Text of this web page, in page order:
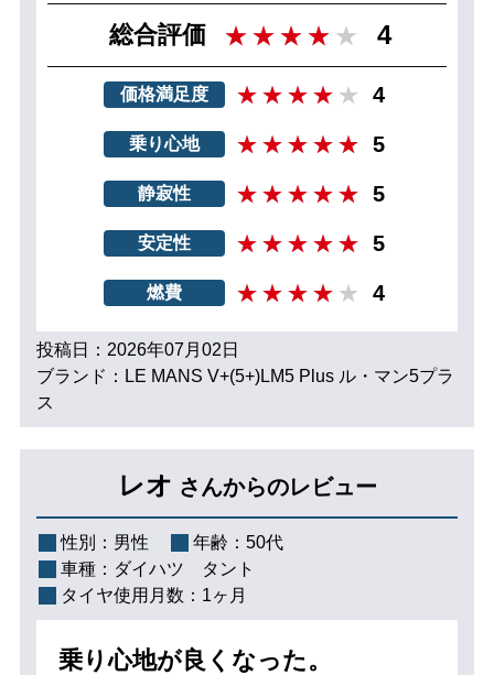
総合評価 4
価格満足度 4
乗り心地 5
静寂性 5
安定性 5
燃費 4
投稿日：2026年07月02日
ブランド：LE MANS V+(5+)LM5 Plus ル・マン5プラ
ス
レオ さんからのレビュー
性別： 男性 年齢： 50代
車種： ダイハツ タント
タイヤ使用月数： 1ヶ月
乗り心地が良くなった。